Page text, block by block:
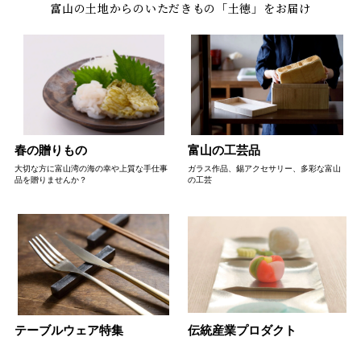
春の贈りもの
大切な方に富山湾の海の幸や上質な手仕事
品を贈りませんか？
富山の工芸品
ガラス作品、錫アクセサリー、多彩な富山
の工芸
テーブルウェア特集 伝統産業プロダクト